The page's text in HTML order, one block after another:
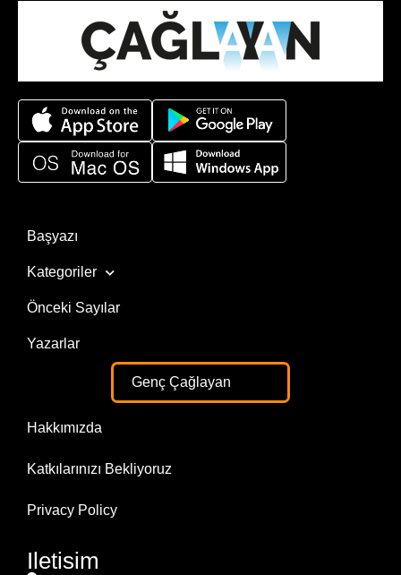
Başyazı
Kategoriler
Önceki Sayılar
Yazarlar
Genç Çağlayan
Hakkımızda
Katkılarınızı Bekliyoruz
Privacy Policy
Iletisim